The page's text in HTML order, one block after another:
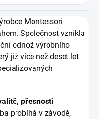
Montessori
Společnost vznikla
odnož výrobního
již více než deset let
přesnosti
probíhá v závodě,